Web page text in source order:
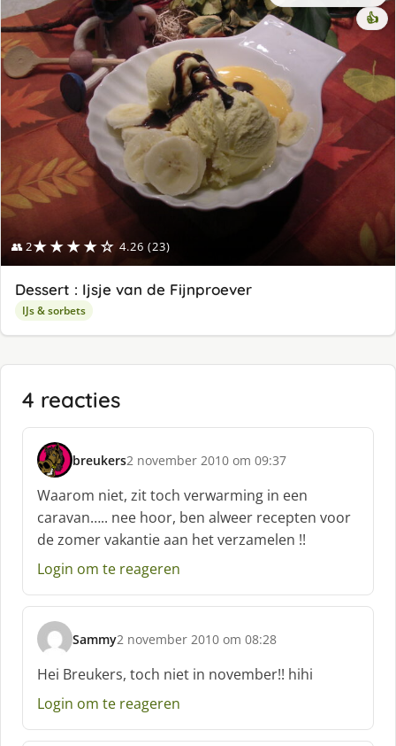
👥 2★★★★☆ 4.26 (23)
👍
Dessert : Ijsje van de Fijnproever
IJs & sorbets
4 reacties
breukers
s
c
h
r
e
e
:
2 november 2010 om 09:37
Waarom niet, zit toch verwarming in een
caravan….. nee hoor, ben alweer recepten voor
de zomer vakantie aan het verzamelen !!
Login om te reageren
Sammy
s
c
h
r
e
2 november 2010 om 08:28
Hei Breukers, toch niet in november!! hihi
Login om te reageren